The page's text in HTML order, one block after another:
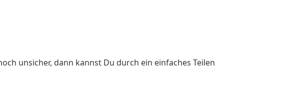
unsicher, dann kannst Du durch ein einfaches Teilen